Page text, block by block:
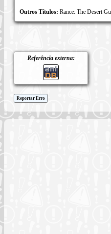
Outros Títulos: Rance: The Desert
Referência externa:
Reportar Erro